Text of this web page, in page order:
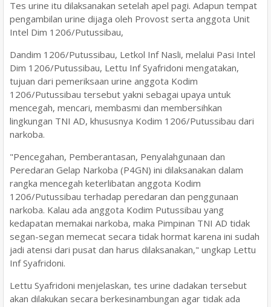
Tes urine itu dilaksanakan setelah apel pagi. Adapun tempat
pengambilan urine dijaga oleh Provost serta anggota Unit
Intel Dim 1206/Putussibau,
Dandim 1206/Putussibau, Letkol Inf Nasli, melalui Pasi Intel
Dim 1206/Putussibau, Lettu Inf Syafridoni mengatakan,
tujuan dari pemeriksaan urine anggota Kodim
1206/Putussibau tersebut yakni sebagai upaya untuk
mencegah, mencari, membasmi dan membersihkan
lingkungan TNI AD, khususnya Kodim 1206/Putussibau dari
narkoba.
"Pencegahan, Pemberantasan, Penyalahgunaan dan
Peredaran Gelap Narkoba (P4GN) ini dilaksanakan dalam
rangka mencegah keterlibatan anggota Kodim
1206/Putussibau terhadap peredaran dan penggunaan
narkoba. Kalau ada anggota Kodim Putussibau yang
kedapatan memakai narkoba, maka Pimpinan TNI AD tidak
segan-segan memecat secara tidak hormat karena ini sudah
jadi atensi dari pusat dan harus dilaksanakan," ungkap Lettu
Inf Syafridoni.
Lettu Syafridoni menjelaskan, tes urine dadakan tersebut
akan dilakukan secara berkesinambungan agar tidak ada